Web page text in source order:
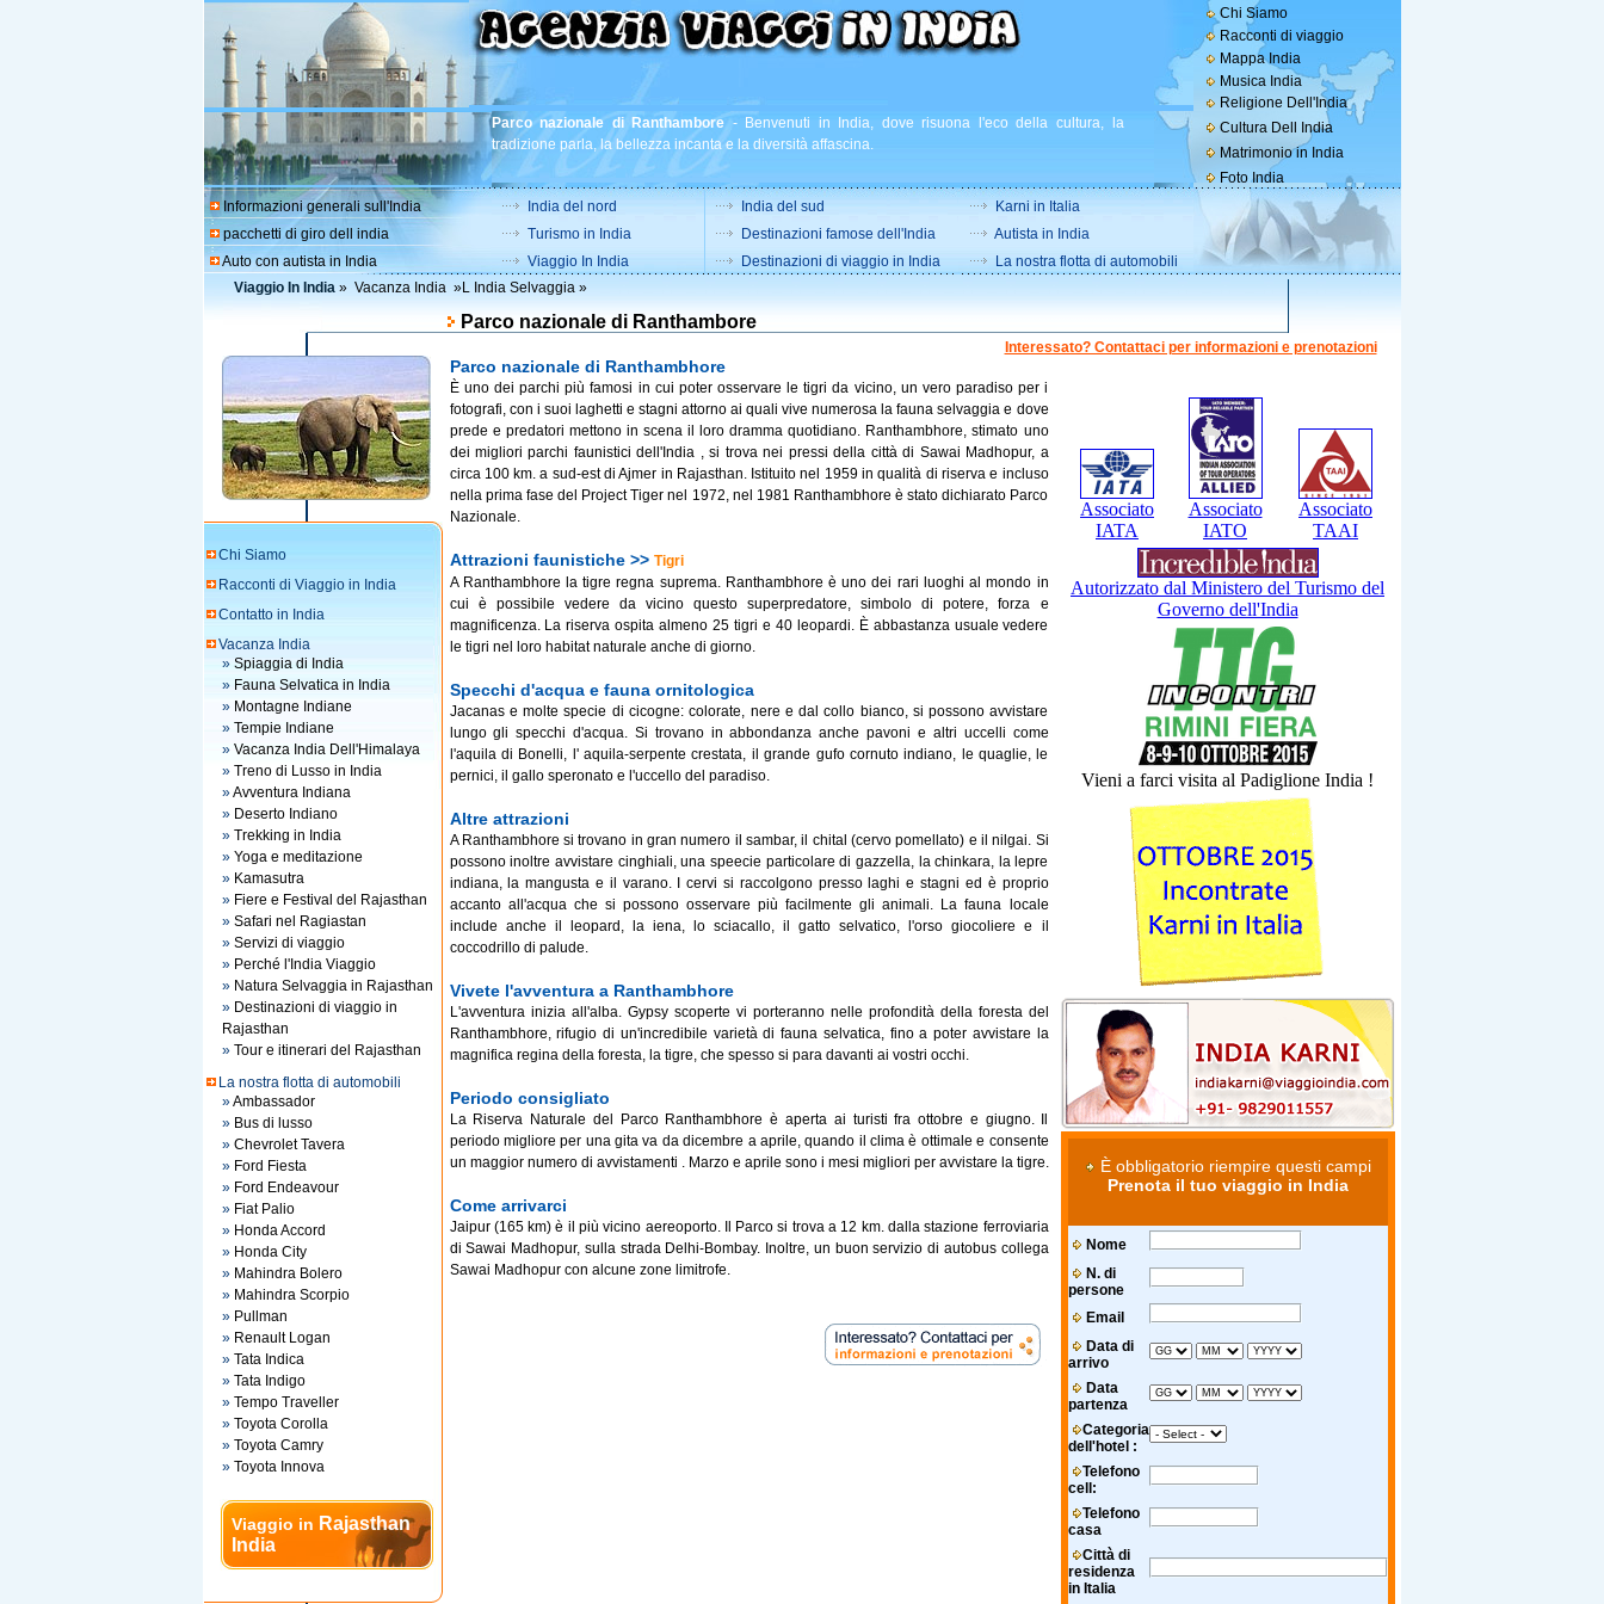
Chi Siamo
Racconti di viaggio
Mappa India
Musica India
Religione Dell'India
Parco nazionale di Ranthambore- Benvenuti in India, dove risuona l'eco della cultura, la
tradizione parla, la bellezza incanta e la diversità affascina.
Cultura Dell India
Matrimonio in India
Foto India
Informazioni generali sull'India
pacchetti di giro dell india
Auto con autista in India
India del nord
Turismo in India
Viaggio In India
India del sud
Destinazioni famose dell'India
Destinazioni di viaggio in India
Karni in Italia
Autista in India
La nostra flotta di automobili
Viaggio In India» Vacanza India»L India Selvaggia»
Parco nazionale di Ranthambore
Chi Siamo
Racconti di Viaggio in India
Contatto in India
Vacanza India
» Spiaggia di India
» Fauna Selvatica in India
» Montagne Indiane
» Tempie Indiane
» Vacanza India Dell'Himalaya
» Treno di Lusso in India
»Avventura Indiana
» Deserto Indiano
» Trekking in India
» Yoga e meditazione
» Kamasutra
» Fiere e Festival del Rajasthan
» Safari nel Ragiastan
» Servizi di viaggio
» Perché l'India Viaggio
» Natura Selvaggia in Rajasthan
» Destinazioni di viaggio in
Rajasthan
» Tour e itinerari del Rajasthan
La nostra flotta di automobili
»Ambassador
» Bus di lusso
» Chevrolet Tavera
» Ford Fiesta
» Ford Endeavour
» Fiat Palio
» Honda Accord
» Honda City
» Mahindra Bolero
» Mahindra Scorpio
» Pullman
» Renault Logan
» Tata Indica
» Tata Indigo
» Tempo Traveller
» Toyota Corolla
» Toyota Camry
» Toyota Innova
Viaggio in Rajasthan
India
Interessato? Contattaci per informazioni e prenotazioni
Associato
IATA
Associato
IATO
Associato
TAAI
Autorizzato dal Ministero del Turismo del
Governo dell'India
Vieni a farci visita al Padiglione India !
È obbligatorio riempire questi campi
Prenota il tuo viaggio in India
Nome
N. di
persone
Email
Data di
arrivo
Data
partenza
Categoria
dell'hotel :
Telefono
cell:
Telefono
casa
Città di
residenza
in Italia
Parco nazionale di Ranthambhore
È uno dei parchi più famosi in cui poter osservare le tigri da vicino, un vero paradiso per i
fotografi, con i suoi laghetti e stagni attorno ai quali vive numerosa la fauna selvaggia e dove
prede e predatori mettono in scena il loro dramma quotidiano. Ranthambhore, stimato uno
dei migliori parchi faunistici dell'India , si trova nei pressi della città di Sawai Madhopur, a
circa 100 km. a sud-est di Ajmer in Rajasthan. Istituito nel 1959 in qualità di riserva e incluso
nella prima fase del Project Tiger nel 1972, nel 1981 Ranthambhore è stato dichiarato Parco
Nazionale.
Attrazioni faunistiche >> Tigri
A Ranthambhore la tigre regna suprema. Ranthambhore è uno dei rari luoghi al mondo in
cui è possibile vedere da vicino questo superpredatore, simbolo di potere, forza e
magnificenza. La riserva ospita almeno 25 tigri e 40 leopardi. È abbastanza usuale vedere
le tigri nel loro habitat naturale anche di giorno.
Specchi d'acqua e fauna ornitologica
Jacanas e molte specie di cicogne: colorate, nere e dal collo bianco, si possono avvistare
lungo gli specchi d'acqua. Si trovano in abbondanza anche pavoni e altri uccelli come
l'aquila di Bonelli, l' aquila-serpente crestata, il grande gufo cornuto indiano, le quaglie, le
pernici, il gallo speronato e l'uccello del paradiso.
Altre attrazioni
A Ranthambhore si trovano in gran numero il sambar, il chital (cervo pomellato) e il nilgai. Si
possono inoltre avvistare cinghiali, una speecie particolare di gazzella, la chinkara, la lepre
indiana, la mangusta e il varano. I cervi si raccolgono presso laghi e stagni ed è proprio
accanto all'acqua che si possono osservare più facilmente gli animali. La fauna locale
include anche il leopard, la iena, lo sciacallo, il gatto selvatico, l'orso giocoliere e il
coccodrillo di palude.
Vivete l'avventura a Ranthambhore
L'avventura inizia all'alba. Gypsy scoperte vi porteranno nelle profondità della foresta del
Ranthambhore, rifugio di un'incredibile varietà di fauna selvatica, fino a poter avvistare la
magnifica regina della foresta, la tigre, che spesso si para davanti ai vostri occhi.
Periodo consigliato
La Riserva Naturale del Parco Ranthambhore è aperta ai turisti fra ottobre e giugno. Il
periodo migliore per una gita va da dicembre a aprile, quando il clima è ottimale e consente
un maggior numero di avvistamenti . Marzo e aprile sono i mesi migliori per avvistare la tigre.
Come arrivarci
Jaipur (165 km) è il più vicino aereoporto. Il Parco si trova a 12 km. dalla stazione ferroviaria
di Sawai Madhopur, sulla strada Delhi-Bombay. Inoltre, un buon servizio di autobus collega
Sawai Madhopur con alcune zone limitrofe.